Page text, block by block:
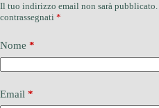
Il tuo indirizzo email non sarà pubblicato.
contrassegnati *
Nome *
Email *